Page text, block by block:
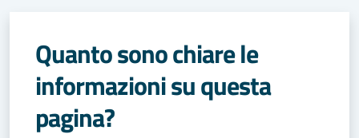
Quanto sono chiare le
informazioni su questa
pagina?